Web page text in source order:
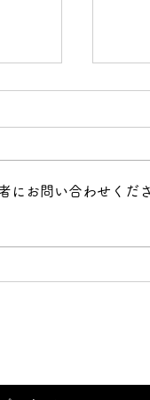
ラ
コロ
にお問い合わせくださ